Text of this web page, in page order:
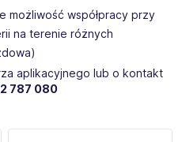
możliwość współpracy przy
na terenie różnych
aplikacyjnego lub o kontakt
787 080​